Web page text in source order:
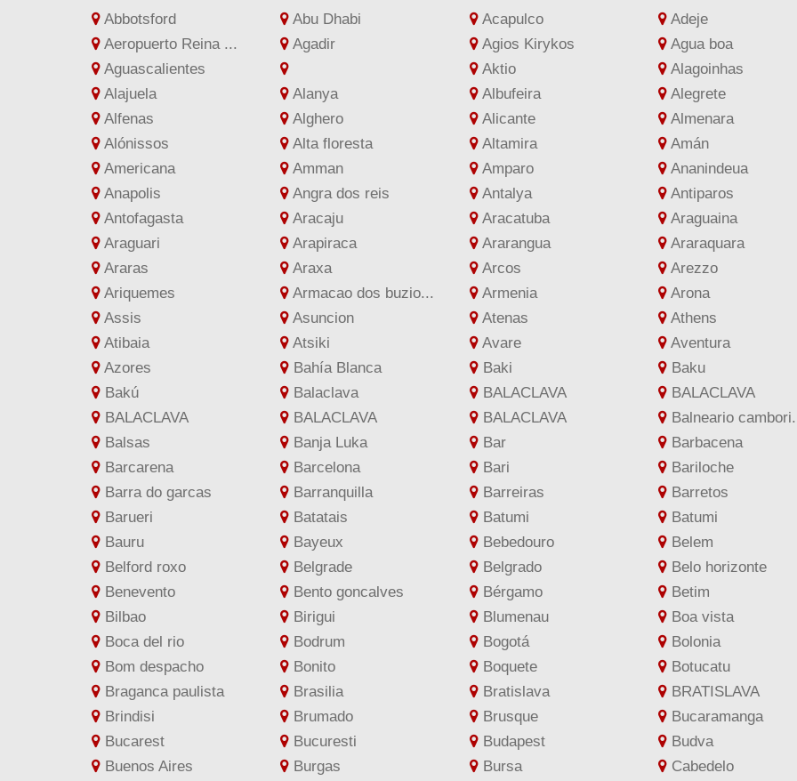
Abbotsford Abu Dhabi Acapulco
Adeje
Aeropuerto Reina ...
Agadir Agios Kirykos
Agua boa
Aguascalientes
Aktio
Alagoinhas
Alajuela
Alanya Albufeira
Alegrete
Alfenas
Alghero Alicante
Almenara
Alónissos
Alta floresta Altamira
Amán
Americana
Amman Amparo
Ananindeua
Anapolis
Angra dos reis Antalya
Antiparos
Antofagasta
Aracaju Aracatuba
Araguaina
Araguari
Arapiraca Ararangua
Araraquara
Araras
Araxa Arcos
Arezzo
Ariquemes
Armacao dos buzio... Armenia
Arona
Assis
Asuncion Atenas
Athens
Atibaia
Atsiki Avare
Aventura
Azores
Bahía Blanca Baki
Baku
Bakú
Balaclava BALACLAVA
BALACLAVA
BALACLAVA
BALACLAVA BALACLAVA
Balneario
Balsas
Banja Luka Bar
Barbacena
Barcarena
Barcelona Bari
Bariloche
Barra do garcas
Barranquilla Barreiras
Barretos
Barueri
Batatais Batumi
Batumi
Bauru
Bayeux Bebedouro
Belem
Belford roxo
Belgrade Belgrado
Belo horizonte
Benevento
Bento goncalves Bérgamo
Betim
Bilbao
Birigui Blumenau
Boa vista
Boca del rio
Bodrum Bogotá
Bolonia
Bom despacho
Bonito Boquete
Botucatu
Braganca paulista
Brasilia Bratislava
BRATISLAVA
Brindisi
Brumado Brusque
Bucaramanga
Bucarest
Bucuresti Budapest
Budva
Buenos Aires
Burgas Bursa
Cabedelo